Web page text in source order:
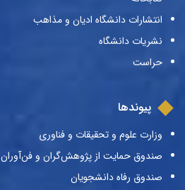
انتشارات دانشگاه ادیان و مذاهب
نشریات دانشگاه
حراست
پیوندها
وزارت علوم و تحقیقات و فناوری
صندوق حمایت از پژوهش‌گران و فن‌آوران
صندوق رفاه دانشجویان